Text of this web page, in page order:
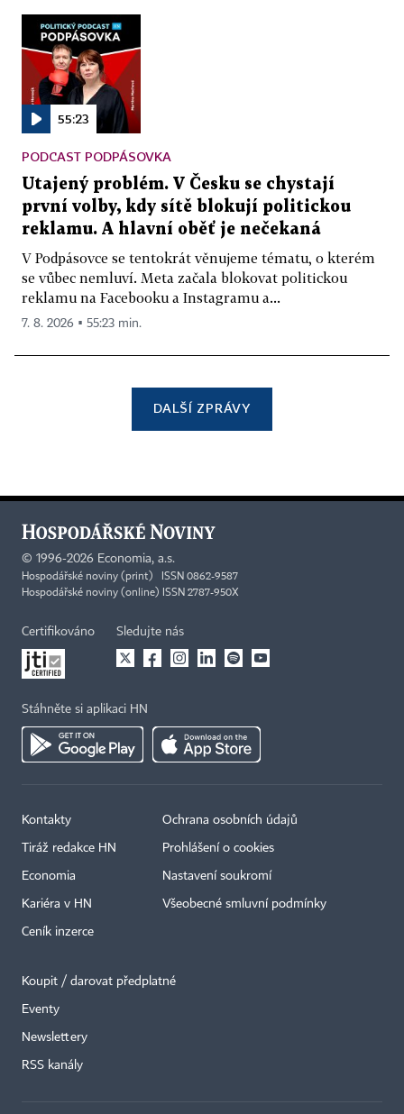
55:23
PODCAST PODPÁSOVKA
Utajený problém. V Česku se chystají
první volby, kdy sítě blokují politickou
reklamu. A hlavní oběť je nečekaná
V Podpásovce se tentokrát věnujeme tématu, o kterém
se vůbec nemluví. Meta začala blokovat politickou
reklamu na Facebooku a Instagramu a...
7. 8. 2026 ▪ 55:23 min.
DALŠÍ ZPRÁVY
© 1996-2026 Economia, a.s.
Hospodářské noviny (print) ISSN 0862-9587
Hospodářské noviny (online) ISSN 2787-950X
Certifikováno Sledujte nás
Stáhněte si aplikaci HN
Kontakty
Tiráž redakce HN
Economia
Kariéra v HN
Ceník inzerce
Ochrana osobních údajů
Prohlášení o cookies
Nastavení soukromí
Všeobecné smluvní podmínky
Koupit / darovat předplatné
Eventy
Newslettery
RSS kanály